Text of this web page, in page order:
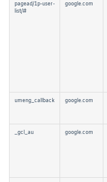
pagead/1p-user-
list/#
google.com
umeng_callback google.com
_gcl_au google.com